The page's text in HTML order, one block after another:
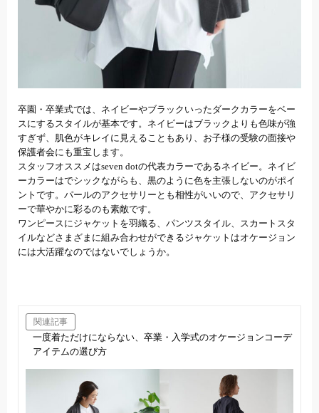
卒園・卒業式では、ネイビーやブラックいったダークカラーをベー
スにするスタイルが基本です。ネイビーはブラックよりも色味が強
すぎず、肌色がキレイに見えることもあり、お子様の受験の面接や
保護者会にも重宝します。
スタッフオススメはseven dotの代表カラーであるネイビー。ネイビ
ーカラーはでシックながらも、黒のように色を主張しないのがポイ
ントです。パールのアクセサリーとも相性がいいので、アクセサリ
ーで華やかに彩るのも素敵です。
ワンピースにジャケットを羽織る、パンツスタイル、スカートスタ
イルなどさまざまに組み合わせができるジャケットはオケージョン
には大活躍なのではないでしょうか。
関連記事
一度着ただけにならない、卒業・入学式のオケージョンコーデ
アイテムの選び方